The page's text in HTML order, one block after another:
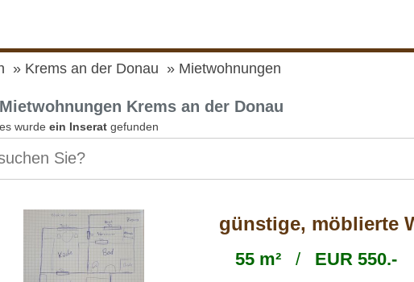
Krems an der Donau Mietwohnungen
Mietwohnungen Krems an der Donau
es wurde ein Inserat gefunden
günstige, möblierte
55 m² / EUR 550.-